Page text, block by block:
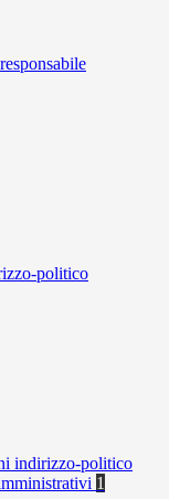
politico
indirizzo-politico
1